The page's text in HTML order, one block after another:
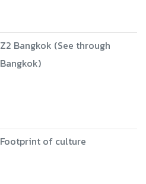
Z2 Bangkok (See through
Bangkok)
Footprint of culture